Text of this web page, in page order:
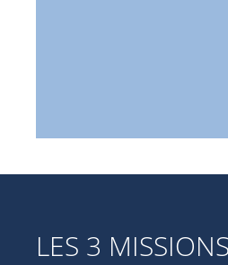
LES 3